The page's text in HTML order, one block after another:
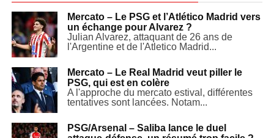
Mercato – Le PSG et l’Atlético Madrid vers
un échange pour Alvarez ?
Julian Alvarez, attaquant de 26 ans de
l'Argentine et de l'Atletico Madrid...
Mercato – Le Real Madrid veut piller le
PSG, qui est en colère
A l'approche du mercato estival, différentes
tentatives sont lancées. Notam...
PSG/Arsenal – Saliba lance le duel